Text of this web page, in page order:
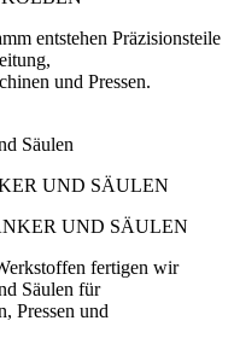
entstehen Präzisionsteile
und Pressen.
Säulen
UND SÄULEN
fertigen wir
Säulen für
Pressen und